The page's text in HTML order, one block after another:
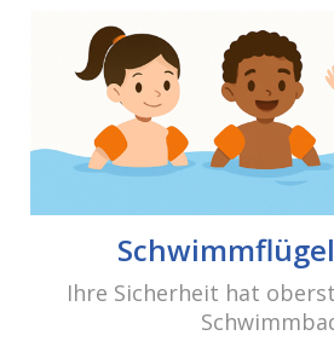
lösen. Muskeln, Glieder und
können besser bewegt
Wohltat für den ganzen
Mineraliendefizite von z.B.
Kalium, häufig die
Nervosität und
Schwimmen in Natursole
Atmen Sie tief durch.
Mineralstoffnebel, der aus
aufsteigt, tut den
Ihre Sicherheit hat